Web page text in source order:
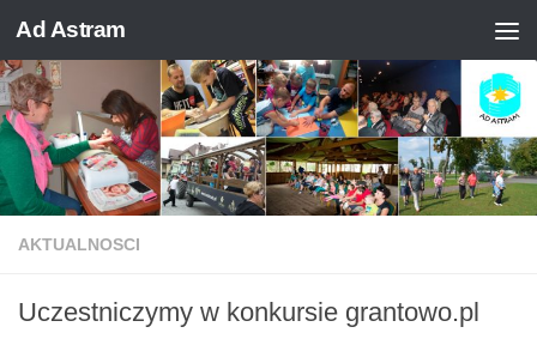
Skip to content
Ad Astram
AKTUALNOSCI
Uczestniczymy w konkursie grantowo.pl